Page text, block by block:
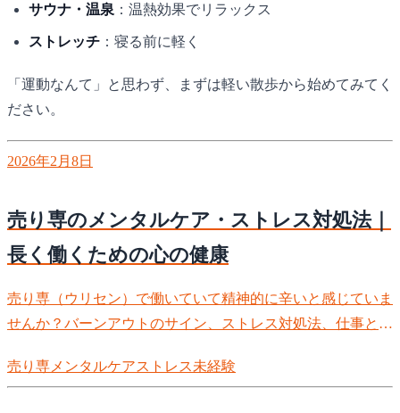
サウナ・温泉 ：温熱効果でリラックス
ストレッチ ：寝る前に軽く
「運動なんて」と思わず、まずは軽い散歩から始めてみてく
ださい。
2026年2月8日
売り専のメンタルケア・ストレス対処法｜
長く働くための心の健康
売り専（ウリセン）で働いていて精神的に辛いと感じていま
せんか？バーンアウトのサイン、ストレス対処法、仕事とプ
タルヘルスを守りながら長く働くための具体的な方法を徹底
売り専 メンタルケアストレス未経験